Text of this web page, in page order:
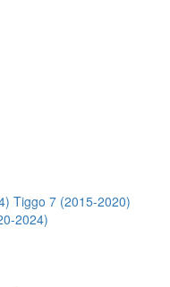
Tiggo 7 (2015-2020)
2024)